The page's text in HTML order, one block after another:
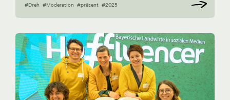
#Dreh #Moderation #präsent #2025